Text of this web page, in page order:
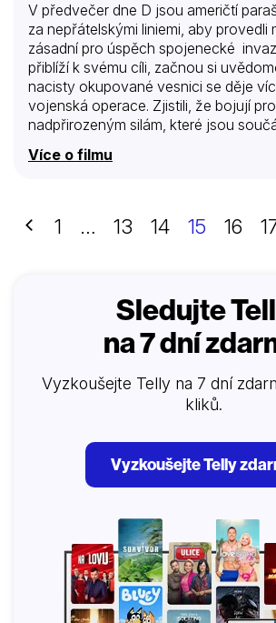
V předvečer dne D jsou američtí
za nepřátelskými liniemi, aby provedli
zásadní pro úspěch spojenecké
přiblíží k svému cíli, začnou si
nacisty okupované vesnici se děje
vojenská operace. Zjistili, že bojují
nadpřirozeným silám, které jsou
nacistického experimentu.
Více o filmu
Předchozí
1 … 13 14 15 16
Sledujte
na 7 dní
Vyzkoušejte Telly na 7 dní
kliků.
Vyzkoušejte Telly